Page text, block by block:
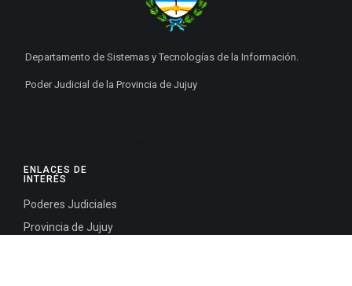
ENLACES DE
INTERÉS
Poderes Judiciales
Provincia de Jujuy
Departamento de Sistemas y Tecnologías de la Información.
Poder Judicial de la Provincia de Jujuy